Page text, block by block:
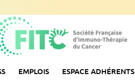
EMPLOIS ESPACE ADHÉRENTS